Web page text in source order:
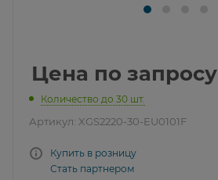
Цена по запросу
Количество до 30 шт.
Артикул: XGS2220-30-EU0101F
Купить в розницу
Стать партнером